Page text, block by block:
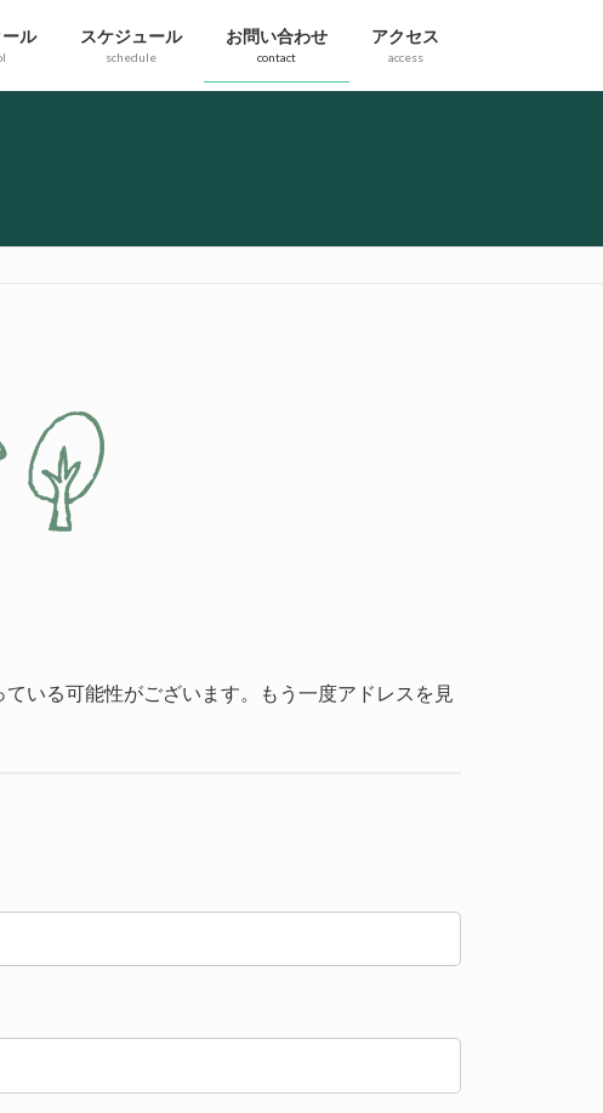
ル スケジュール
schedule
お問い合わせ
contact
アクセス
access
いる可能性がございます。もう一度アドレスを見